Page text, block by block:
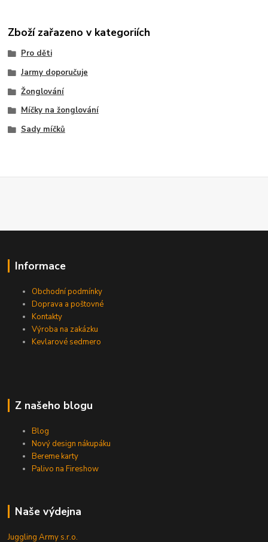
Zboží zařazeno v kategoriích
Pro děti
Jarmy doporučuje
Žonglování
Míčky na žonglování
Sady míčků
Informace
Obchodní podmínky
Doprava a poštovné
Kontakty
Výroba na zakázku
Kevlarové sedmero
Z našeho blogu
Blog
Nový design nákupáku
Bereme karty
Palivo na Fireshow
Naše výdejna
Juggling Army s.r.o.